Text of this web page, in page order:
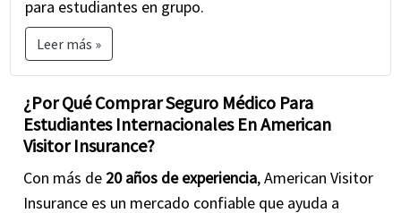
Antes de comprar el mejor seguro para estudiantes
en American Visitor Insurance, es esencial
el seguro médico para estudiantes
tiene alguna pregunta o inquietud, no dude en
contáctenoso llámenos al877-340-7910.
Finalmente, el mejor seguro médico para
estudiantes internacionales es aquel que
para estudiantes en grupo.
Leer más »
¿Por Qué Comprar Seguro Médico Para
Estudiantes Internacionales En American
Visitor Insurance?
Con más de 20 años de experiencia, American Visitor
Insurance es un mercado confiable que ayuda a